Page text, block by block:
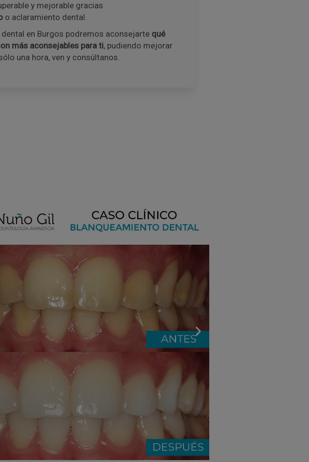
y mejorable gracias
o aclaramiento dental.
en Burgos podremos aconsejarte qué
más aconsejables para ti, pudiendo mejorar
una hora, ven y consúltanos.